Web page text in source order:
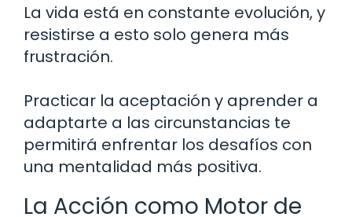
La vida está en constante evolución, y
resistirse a esto solo genera más
frustración.
Practicar la aceptación y aprender a
adaptarte a las circunstancias te
permitirá enfrentar los desafíos con
una mentalidad más positiva.
La Acción como Motor de